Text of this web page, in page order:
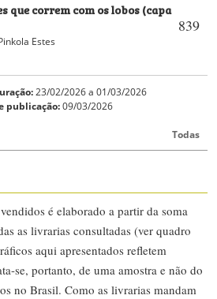
839
que correm com os lobos (capa
Estes
23/02/2026 a 01/03/2026
publicação:09/03/2026
Todas
é elaborado a partir da soma
as livrarias consultadas (ver quadro
aqui apresentados refletem
se, portanto, de uma amostra e não do
no Brasil. Como as livrarias mandam